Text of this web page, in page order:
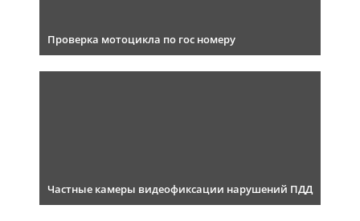
Проверка мотоцикла по гос номеру
Частные камеры видеофиксации нарушений ПДД